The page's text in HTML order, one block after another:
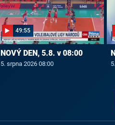
49:55
NOVÝ DEN, 5.8. v 08:00
5. srpna 2026 08:00